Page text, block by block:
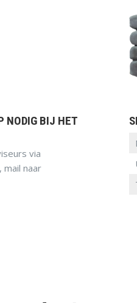
NODIG BIJ HET
via
, mail naar